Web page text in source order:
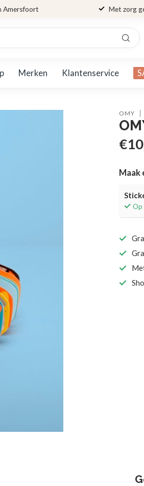
Amersfoort Met zorg
Merken Klantenservice
OMY
Maak
Op